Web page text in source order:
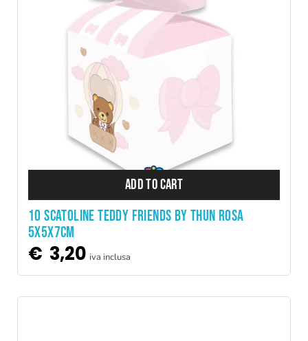
ADD TO CART
10 SCATOLINE TEDDY FRIENDS BY THUN ROSA
5X5X7CM
€ 3,20 iva inclusa